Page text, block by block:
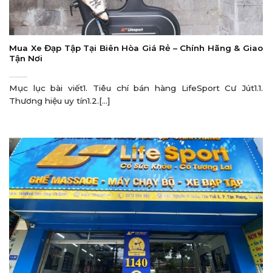
Mua Xe Đạp Tập Tại Biên Hòa Giá Rẻ – Chính Hãng & Giao
Tận Nơi
Mục lục bài viết1. Tiêu chí bán hàng LifeSport Cư Jút1.1.
Thương hiệu uy tín1.2.[...]